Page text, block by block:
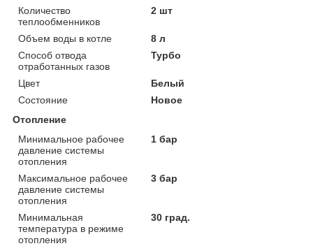
Количество
теплообменников
2 шт
Объем воды в котле
8 л
Способ отвода
отработанных газов
Турбо
Цвет
Белый
Состояние
Новое
Отопление
Минимальное рабочее
давление системы
отопления
1 бар
Максимальное рабочее
давление системы
отопления
3 бар
Минимальная
температура в режиме
отопления
30 град.